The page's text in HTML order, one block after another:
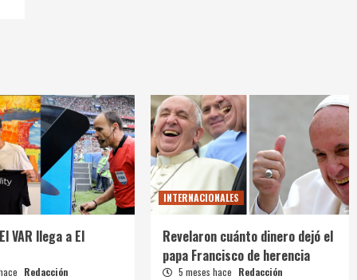
VAR llega a El
Redacción
INTERNACIONALES
Revelaron cuánto dinero dejó el
papa Francisco de herencia
5 meses hace Redacción